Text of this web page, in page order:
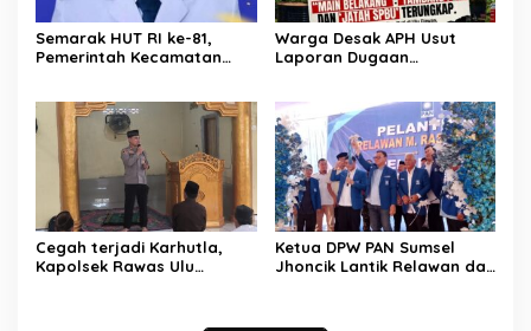
Semarak HUT RI ke-81,
Pemerintah Kecamatan
Warga Desak APH Usut
Laporan Dugaan
Cegah terjadi Karhutla,
Kapolsek Rawas Ulu
Ketua DPW PAN Sumsel
Jhoncik Lantik Relawan dan